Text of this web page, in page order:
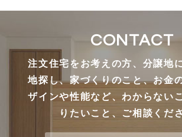
CONTACT
注文住宅をお考えの方、分譲地
地探し、家づくりのこと、お金
ザインや性能など、わからない
りたいこと、ご相談くだ